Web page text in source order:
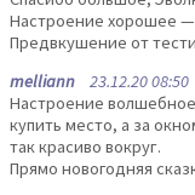
Настроение хорошее —
Предвкушение от
melliann 23.12.20 08:50
Настроение
купить место, а за
так красиво вокруг.
Прямо новогодняя